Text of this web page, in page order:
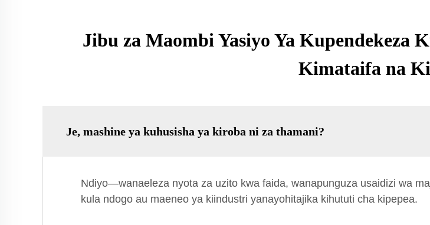
Jibu za Maombi Yasiyo Ya Kupendekeza
Kimataifa na
Je, mashine ya kuhusisha ya kiroba ni za thamani?
Ndiyo—wanaeleza nyota za uzito kwa faida, wanapunguza usaidizi wa
kula ndogo au maeneo ya kiindustri yanayohitajika kihututi cha kipepea.